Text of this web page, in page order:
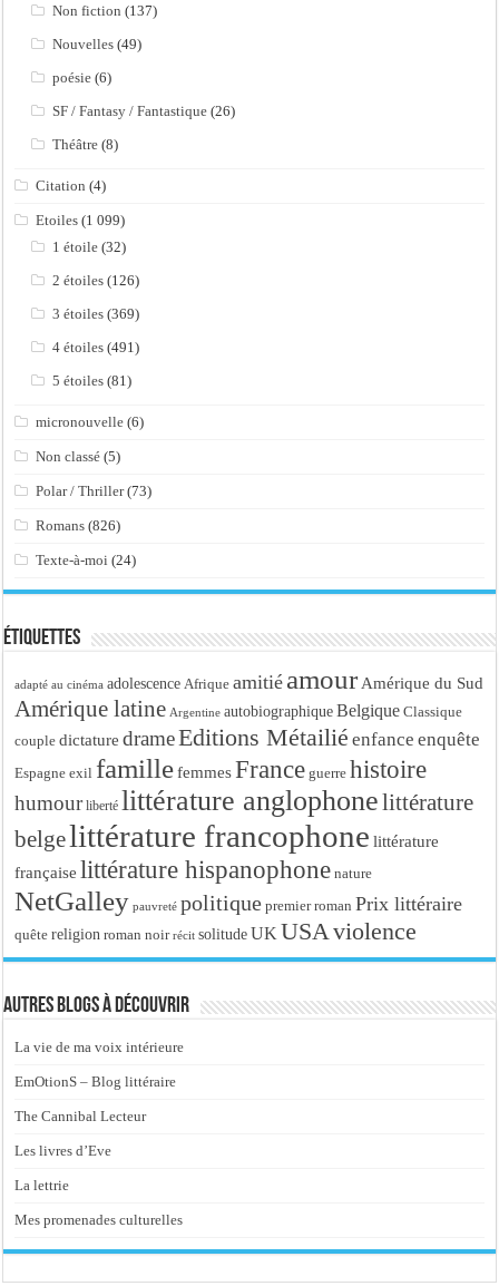
Non fiction (137)
Nouvelles (49)
poésie (6)
SF / Fantasy / Fantastique (26)
Théâtre (8)
Citation (4)
Etoiles (1 099)
1 étoile (32)
2 étoiles (126)
3 étoiles (369)
4 étoiles (491)
5 étoiles (81)
micronouvelle (6)
Non classé (5)
Polar / Thriller(73)
Romans (826)
Texte-à-moi (24)
Étiquettes
adapté au cinéma adolescence Afrique amitié amourAmérique du Sud
Amérique latine Argentine autobiographique Belgique Classique
couple dictature drameEditions Métailié enfance enquête
Espagne exil famille femmes France guerre histoire
humour liberté littérature anglophonelittérature
belgelittérature francophone littérature
française littérature hispanophone nature
NetGalley pauvreté politique premier roman Prix littéraire
quête religion roman noir récit solitude UKUSAviolence
Autres blogs à découvrir
La vie de ma voix intérieure
EmOtionS – Blog littéraire
The Cannibal Lecteur
Les livres d’Eve
La lettrie
Mes promenades culturelles